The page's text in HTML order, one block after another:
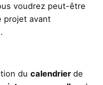
voudrez peut-être
projet avant
du calendrier de